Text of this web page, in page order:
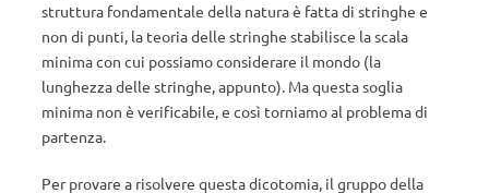
struttura fondamentale della natura è fatta di stringhe e
non di punti, la teoria delle stringhe stabilisce la scala
minima con cui possiamo considerare il mondo (la
lunghezza delle stringhe, appunto). Ma questa soglia
minima non è verificabile, e così torniamo al problema di
partenza.
Per provare a risolvere questa dicotomia, il gruppo della